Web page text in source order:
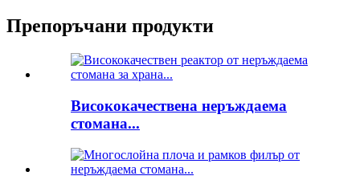
Препоръчани продукти
Висококачествена неръждаема
стомана...